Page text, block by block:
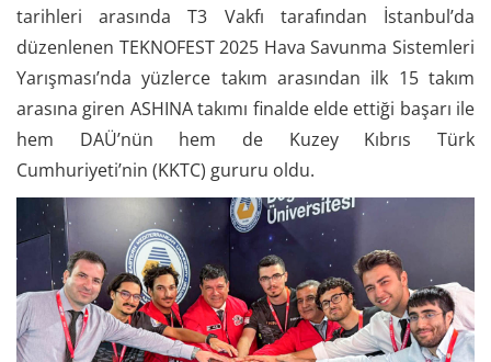
tarihleri arasında T3 Vakfı tarafından İstanbul’da
düzenlenen TEKNOFEST 2025 Hava Savunma Sistemleri
Yarışması’nda yüzlerce takım arasından ilk 15 takım
arasına giren ASHINA takımı finalde elde ettiği başarı ile
hem DAÜ’nün hem de Kuzey Kıbrıs Türk
Cumhuriyeti’nin (KKTC) gururu oldu.